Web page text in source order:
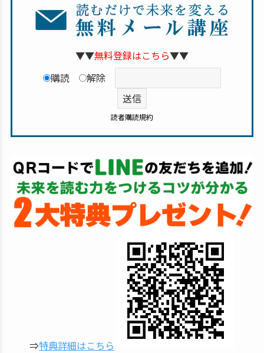
▼▼無料登録はこちら▼▼
購読
解除
読者購読規約
⇒特典詳細はこちら